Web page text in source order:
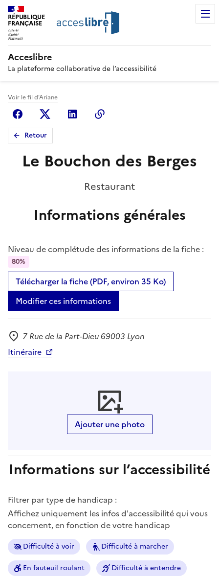
RÉPUBLIQUE
FRANÇAISE
Acceslibre
La plateforme collaborative de l’accessibilité
Voir le fil d'Ariane
FacebookX (anciennement Twitter)
Linkedin
Retour
Le Bouchon des Berges
Restaurant
Informations générales
Niveau de complétude des informations de la fiche :
80%
Télécharger la fiche (PDF, environ 35 Ko)
Modifier ces informations
Adresse
7 Rue de la Part-Dieu 69003 Lyon
Itinéraire
Ajouter une photo
Informations sur l’accessibilité
Filtrer par type de handicap :
Affichez uniquement les infos d'accessibilité qui vous
concernent, en fonction de votre handicap
Difficulté à voir Difficulté à marcher
En fauteuil roulant Difficulté à entendre